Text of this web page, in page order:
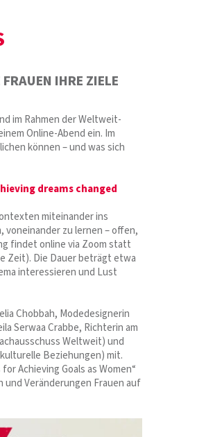
IHRE ZIELE
im Rahmen der Weltweit-
Online-Abend ein. Im
können – und was sich
dreams changed
miteinander ins
voneinander zu lernen – offen,
findet online via Zoom statt
Zeit). Die Dauer beträgt etwa
interessieren und Lust
Chobbah, Modedesignerin
Serwaa Crabbe, Richterin am
Weltweit) und
Beziehungen) mit.
Achieving Goals as Women“
und Veränderungen Frauen auf